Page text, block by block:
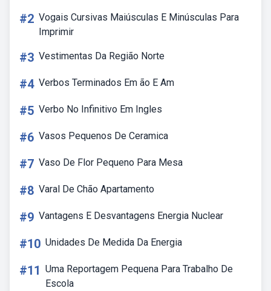
#2 Vogais Cursivas Maiúsculas E Minúsculas Para
Imprimir
#3 Vestimentas Da Região Norte
#4 Verbos Terminados Em ão E Am
#5 Verbo No Infinitivo Em Ingles
#6 Vasos Pequenos De Ceramica
#7 Vaso De Flor Pequeno Para Mesa
#8 Varal De Chão Apartamento
#9 Vantagens E Desvantagens Energia Nuclear
#10 Unidades De Medida Da Energia
#11 Uma Reportagem Pequena Para Trabalho De
Escola